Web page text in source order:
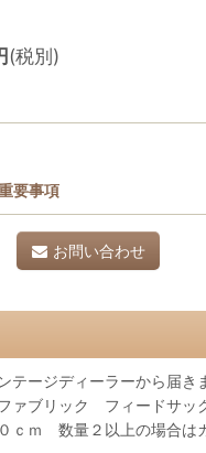
(税別)
要事項
お問い合わせ
テージディーラーから届
ァブリック フィードサッ
ｃｍ 数量２以上の場合は